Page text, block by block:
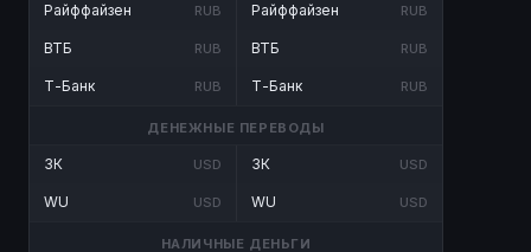
Райффайзен RUB
ВТБ RUB
Т-Банк RUB
Райффайзен RUB
ВТБ RUB
Т-Банк RUB
ДЕНЕЖНЫЕ ПЕРЕВОДЫ
ЗК USD
WU USD
ЗК USD
WU USD
НАЛИЧНЫЕ ДЕНЬГИ